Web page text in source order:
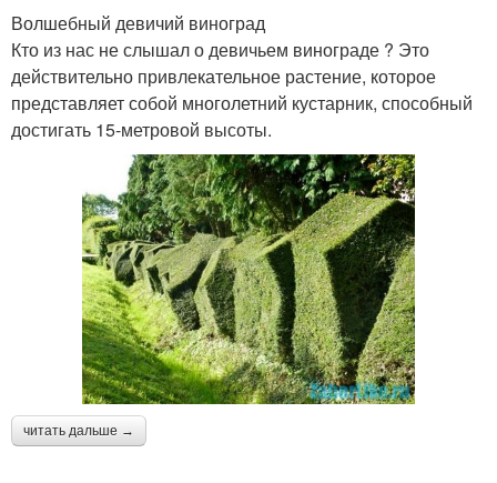
Волшебный девичий виноград
Кто из нас не слышал о девичьем винограде ? Это
действительно привлекательное растение, которое
представляет собой многолетний кустарник, способный
достигать 15-метровой высоты.
читать дальше →